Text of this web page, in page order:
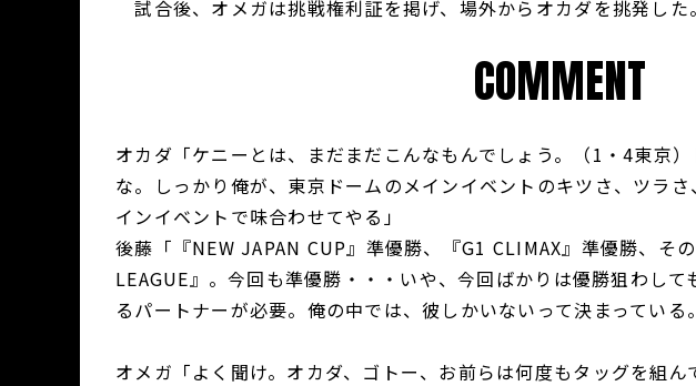
試合後、オメガは挑戦権利証を掲げ、場外からオカダを挑発した。
COMMENT
オカダ「ケニーとは、まだまだこんなもんでしょう。（1・4東京
な。しっかり俺が、東京ドームのメインイベントのキツさ、ツラ
インイベントで味合わせてやる」
後藤「『NEW JAPAN CUP』準優勝、『G1 CLIMAX』準優勝、そ
LEAGUE』。今回も準優勝・・・いや、今回ばかりは優勝狙わし
るパートナーが必要。俺の中では、彼しかいないって決まっている
オメガ「よく聞け。オカダ、ゴトー、お前らは何度もタッグを組